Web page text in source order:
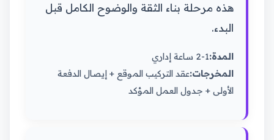
هذه مرحلة بناء الثقة والوضوح الكامل قبل
البدء.
المدة:1-2 ساعة إداري
المخرجات:عقد التركيب الموقع + إيصال الدفعة
الأولى + جدول العمل المؤكد